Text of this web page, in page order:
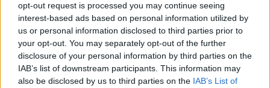
opt-out request is processed you may continue seeing
interest-based ads based on personal information utilized by
us or personal information disclosed to third parties prior to
your opt-out. You may separately opt-out of the further
disclosure of your personal information by third parties on the
IAB’s list of downstream participants. This information may
also be disclosed by us to third parties on the IAB’s List of